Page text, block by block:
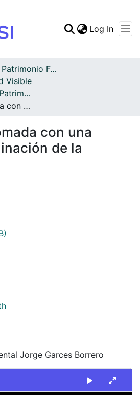
Log In
Archivo del Patrimonio Fotográfico y Fílmico del Valle del Cauca
Visible
FCCV - Oficios - Patrimonial
Fotografía tomada con una pequeña inclinación de la cámara
con una
de la
Jorge Garces Borrero